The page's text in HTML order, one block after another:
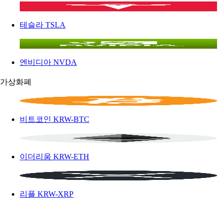
테슬라 TSLA
엔비디아 NVDA
가상화폐
비트코인 KRW-BTC
이더리움 KRW-ETH
리플 KRW-XRP